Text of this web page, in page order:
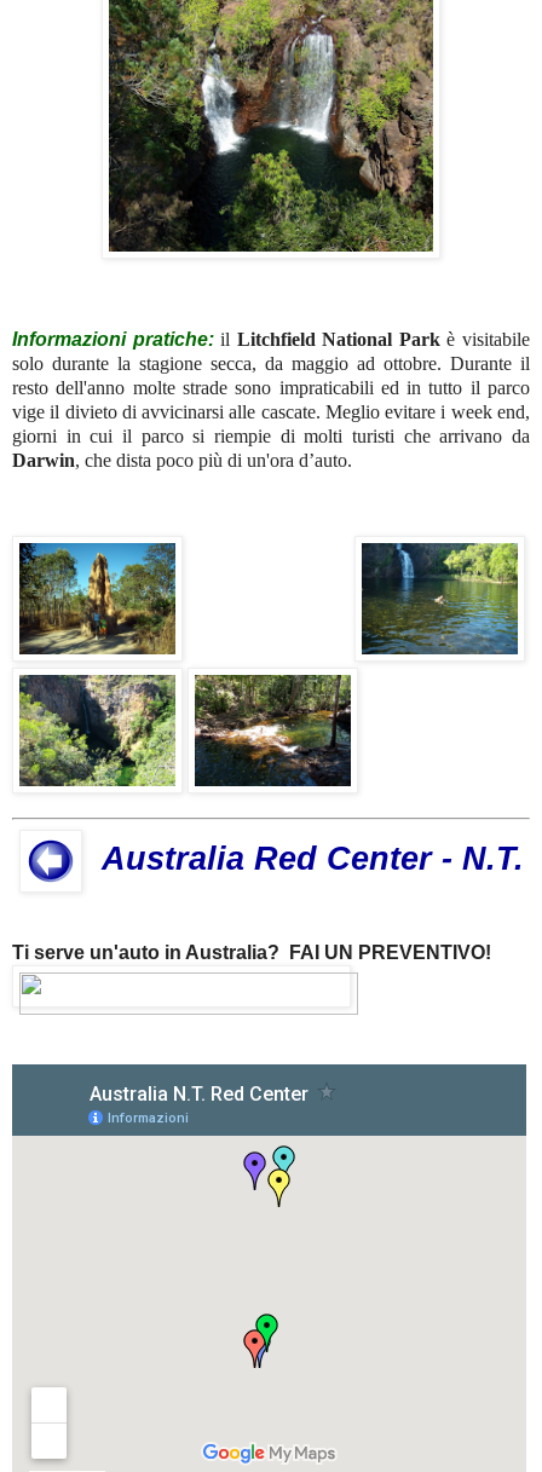
Informazioni pratiche:il LitchfieldNational Parkè visitabile
solo durante la stagione secca, da maggio ad ottobre. Durante il
resto dell'anno molte strade sono impraticabili ed in tutto il parco
vige il divieto di avvicinarsi alle cascate. Meglio evitare i week end,
giorni in cui il parco si riempie di molti turisti che arrivano da
Darwin, che dista poco più di un'ora d’auto.
Australia Red Center - N.T.
Ti serve un'auto in Australia? FAI UN PREVENTIVO!